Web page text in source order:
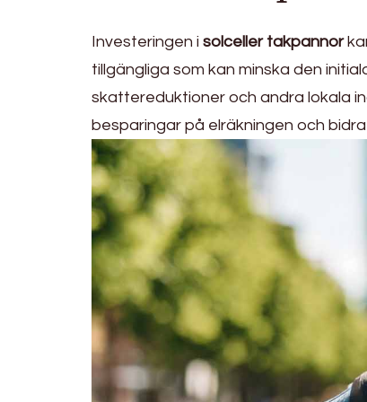
Investeringen i solceller takpannor
tillgängliga som kan minska den
skattereduktioner och andra lokala
besparingar på elräkningen och